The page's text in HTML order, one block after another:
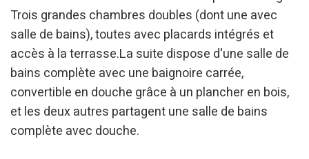
Trois grandes chambres doubles (dont une avec
salle de bains), toutes avec placards intégrés et
accès à la terrasse.La suite dispose d'une salle de
bains complète avec une baignoire carrée,
convertible en douche grâce à un plancher en bois,
et les deux autres partagent une salle de bains
complète avec douche.